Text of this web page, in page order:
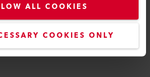
ALL COOKIES
COOKIES ONLY
lespolitique de confidentialité